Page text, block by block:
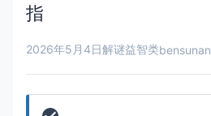
指
2026年5月4日解谜益智类bensunan